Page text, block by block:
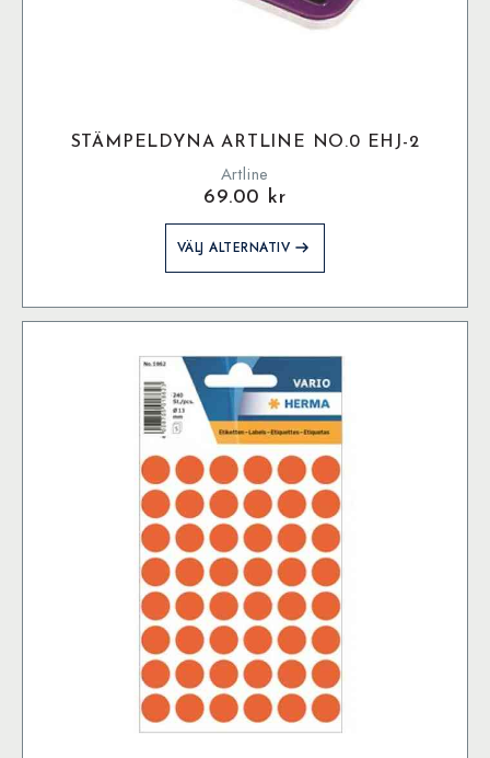
STÄMPELDYNA ARTLINE NO.0 EHJ-2
Artline
69.00 kr
VÄLJ ALTERNATIV
Den
här
har
varianter.
De
olika
alternativen
kan
väljas
på
produktsidan